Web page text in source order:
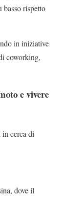
basso rispetto
in iniziative
coworking,
e vivere
cerca di
dove il